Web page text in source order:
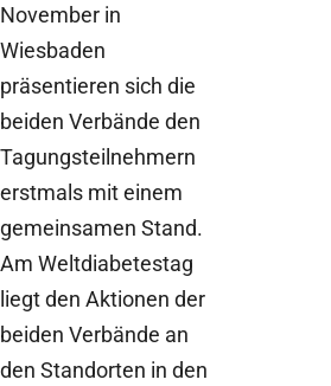
November in
Wiesbaden
präsentieren sich die
beiden Verbände den
Tagungsteilnehmern
erstmals mit einem
gemeinsamen Stand.
Am Weltdiabetestag
liegt den Aktionen der
beiden Verbände an
den Standorten in den